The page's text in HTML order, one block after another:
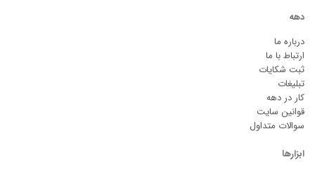
دهه
درباره ما
ارتباط با ما
ثبت شکایات
تبلیغات
کار در دهه
قوانین سایت
سوالات متداول
ابزارها